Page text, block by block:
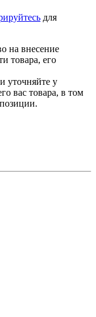
для
на внесение
товара, его
уточняйте у
вас товара, в том